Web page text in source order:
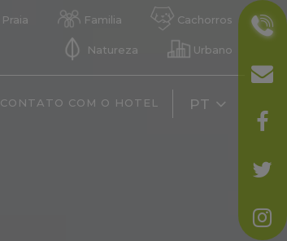
Praia Familia Cachorros
Natureza Urbano
CONTATO COM O HOTEL PT